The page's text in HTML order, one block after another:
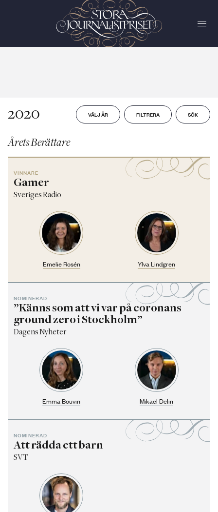
2020 VÄLJ ÅR FILTRERA SÖK
Årets Berättare
VINNARE
Gamer
Sveriges Radio
Emelie Rosén Ylva Lindgren
NOMINERAD
”Känns som att vi var på coronans
ground zero i Stockholm”
Dagens Nyheter
Emma Bouvin Mikael Delin
NOMINERAD
Att rädda ett barn
SVT